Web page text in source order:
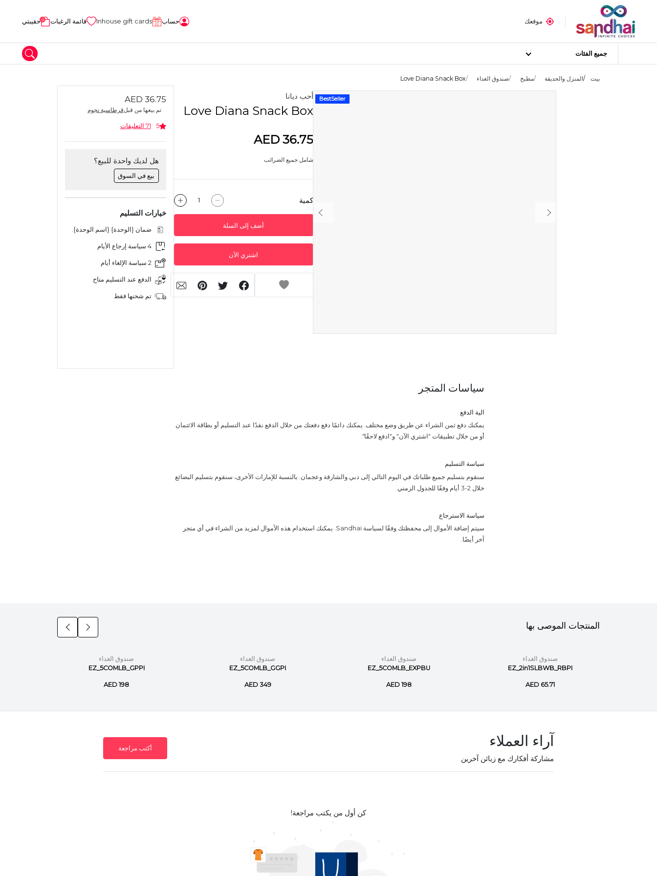
موقعك حساب Inhouse gift cards قائمة الرغبات 0 حقيبتي
جميع الفئات
الأكثر شعبية
مواد فنية
مواد DIY
بيت المنزل والحديقة مطبخ صندوق الغداء Love Diana Snack Box
BestSeller أحب ديانا
Love Diana Snack Box
AED 36.75
شامل جميع الضرائب
كمية
أضف إلى السلة
اشتري الآن
AED 36.75
تم بيعها من قبلقرطاسية نجوم
5 71 التعليقات
هل لديك واحدة للبيع؟
بيع في السوق
خيارات التسليم
ضمان {الوحدة} {اسم الوحدة}.
4 سياسة إرجاع الأيام
2 سياسة الإلغاء أيام
الدفع عند التسليم متاح
تم شحنها فقط
سياسات المتجر
الية الدفع
يمكنك دفع ثمن الشراء عن طريق وضع مختلف. يمكنك دائمًا دفع دفعتك من خلال الدفع نقدًا عند التسليم أو بطاقة الائتمان
أو من خلال تطبيقات "اشتري الآن" و"ادفع لاحقًا".
سياسة التسليم
سنقوم بتسليم جميع طلباتك في اليوم التالي إلى دبي والشارقة وعجمان. بالنسبة للإمارات الأخرى، سنقوم بتسليم البضائع
خلال 2-3 أيام وفقًا للجدول الزمني.
سياسة الاسترجاع
سيتم إضافة الأموال إلى محفظتك وفقًا لسياسة Sandhai. يمكنك استخدام هذه الأموال لمزيد من الشراء في أي متجر
آخر أيضًا.
المنتجات الموصى بها
صندوق الغداء
EZ_2in1SLBWB_RBPI
AED 65.71
صندوق الغداء
EZ_5COMLB_EXPBU
AED 198
صندوق الغداء
EZ_5COMLB_GGPI
AED 349
صندوق الغداء
EZ_5COMLB_GPPI
AED 198
آراء العملاء
مشاركة أفكارك مع زبائن آخرين
أكتب مراجعة
كن أول من يكتب مراجعة!